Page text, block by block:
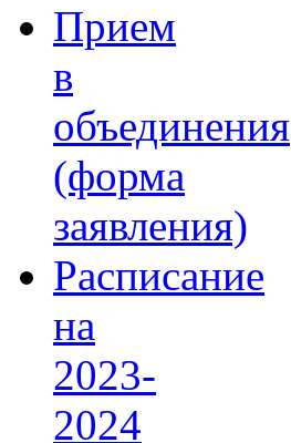
Прием
в
объединения
(форма
заявления)
Расписание
на
2023-
2024